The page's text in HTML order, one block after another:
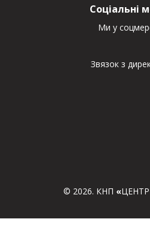
Соціальні
Ми у
Звязок з
© 2026. КНП «